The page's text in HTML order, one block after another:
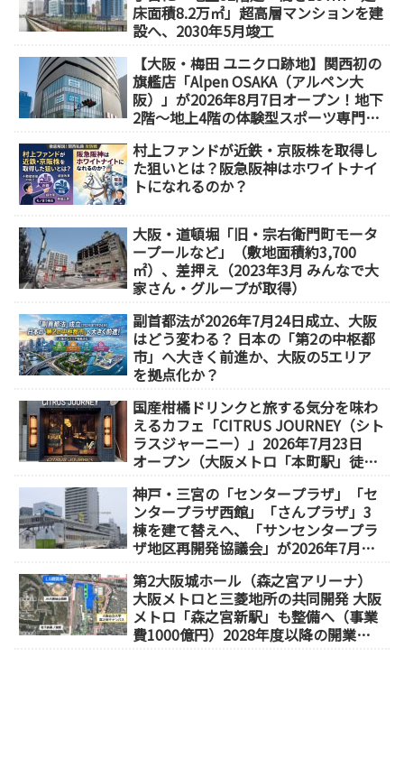
床面積8.2万㎡」超高層マンションを建
設へ、2030年5月竣工
【大阪・梅田 ユニクロ跡地】関西初の
旗艦店「Alpen OSAKA（アルペン大
阪）」が2026年8月7日オープン！地下
2階～地上4階の体験型スポーツ専門店
村上ファンドが近鉄・京阪株を取得し
た狙いとは？阪急阪神はホワイトナイ
トになれるのか？
大阪・道頓堀「旧・宗右衛門町モータ
ープールなど」（敷地面積約3,700
㎡）、差押え（2023年3月 みんなで大
家さん・グループが取得）
副首都法が2026年7月24日成立、大阪
はどう変わる？ 日本の「第2の中枢都
市」へ大きく前進か、大阪の5エリア
を拠点化か？
国産柑橘ドリンクと旅する気分を味わ
えるカフェ「CITRUS JOURNEY（シト
ラスジャーニー）」2026年7月23日
オープン（大阪メトロ「本町駅」徒歩
神戸・三宮の「センタープラザ」「セ
ンタープラザ西館」「さんプラザ」3
棟を建て替えへ、「サンセンタープラ
ザ地区再開発協議会」が2026年7月発
第2大阪城ホール（森之宮アリーナ）
大阪メトロと三菱地所の共同開発 大阪
メトロ「森之宮新駅」も整備へ（事業
費1000億円）2028年度以降の開業